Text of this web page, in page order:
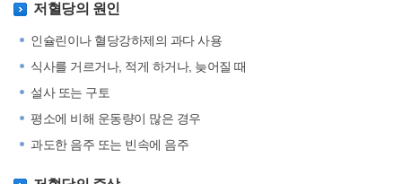
저혈당의 원인
인슐린이나 혈당강하제의 과다 사용
식사를 거르거나, 적게 하거나, 늦어질 때
설사 또는 구토
평소에 비해 운동량이 많은 경우
과도한 음주 또는 빈속에 음주